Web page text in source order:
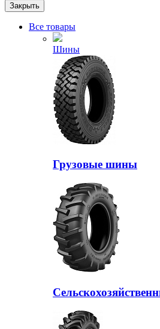
Закрыть
Все товары
Шины
Грузовые шины